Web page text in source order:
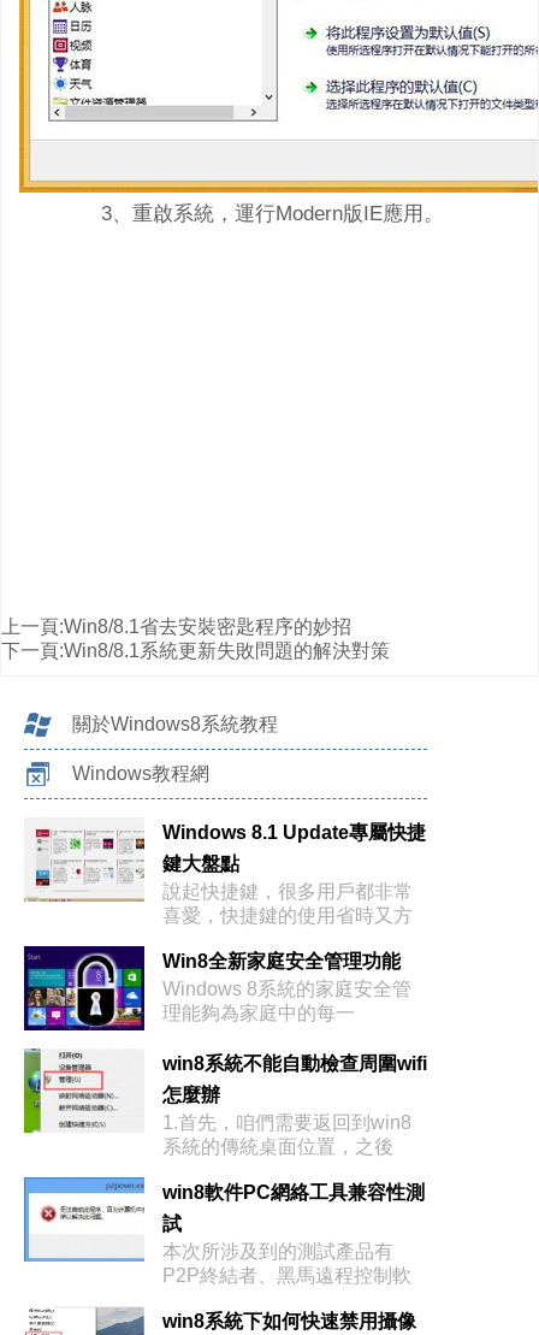
3、重啟系統，運行Modern版IE應用。
上一頁:Win8/8.1省去安裝密匙程序的妙招
下一頁:Win8/8.1系統更新失敗問題的解決對策
關於Windows8系統教程
Windows教程網
Windows 8.1 Update專屬快捷
鍵大盤點
說起快捷鍵，很多用戶都非常
喜愛，快捷鍵的使用省時又方
Win8全新家庭安全管理功能
Windows 8系統的家庭安全管
理能夠為家庭中的每一
win8系統不能自動檢查周圍wifi
怎麼辦
1.首先，咱們需要返回到win8
系統的傳統桌面位置，之後
win8軟件PC網絡工具兼容性測
試
本次所涉及到的測試產品有
P2P終結者、黑馬遠程控制軟
win8系統下如何快速禁用攝像